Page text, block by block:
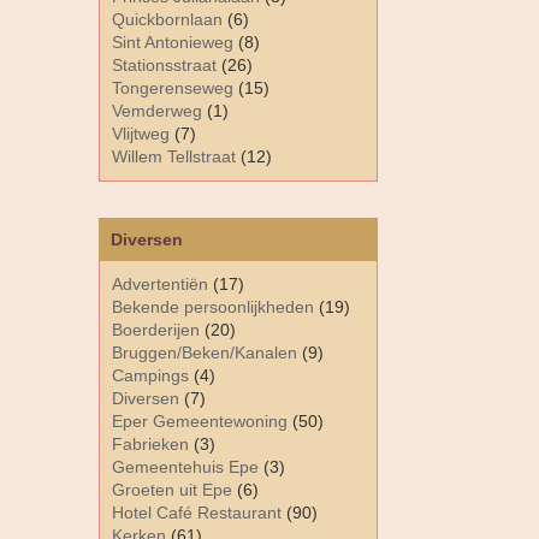
Diversen
Advertentiën (17)
Bekende persoonlijkheden (19)
Boerderijen (20)
Bruggen/Beken/Kanalen (9)
Campings (4)
Diversen (7)
Eper Gemeentewoning (50)
Fabrieken (3)
Gemeentehuis Epe (3)
Groeten uit Epe (6)
Hotel Café Restaurant (90)
Quickbornlaan (6)
Sint Antonieweg (8)
Stationsstraat (26)
Tongerenseweg (15)
Vemderweg (1)
Vlijtweg (7)
Willem Tellstraat (12)